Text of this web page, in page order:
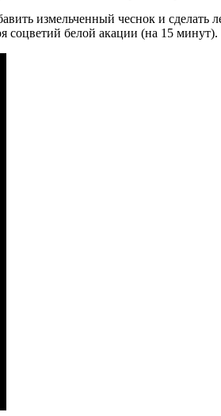
измельченный чеснок и
соцветий белой акации (на 15 минут).